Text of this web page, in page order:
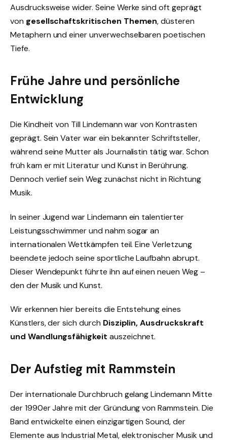
Ausdrucksweise wider. Seine Werke sind oft geprägt
von gesellschaftskritischen Themen, düsteren
Metaphern und einer unverwechselbaren poetischen
Tiefe.
Frühe Jahre und persönliche
Entwicklung
Die Kindheit von Till Lindemann war von Kontrasten
geprägt. Sein Vater war ein bekannter Schriftsteller,
während seine Mutter als Journalistin tätig war. Schon
früh kam er mit Literatur und Kunst in Berührung.
Dennoch verlief sein Weg zunächst nicht in Richtung
Musik.
In seiner Jugend war Lindemann ein talentierter
Leistungsschwimmer und nahm sogar an
internationalen Wettkämpfen teil. Eine Verletzung
beendete jedoch seine sportliche Laufbahn abrupt.
Dieser Wendepunkt führte ihn auf einen neuen Weg –
den der Musik und Kunst.
Wir erkennen hier bereits die Entstehung eines
Künstlers, der sich durch Disziplin, Ausdruckskraft
und Wandlungsfähigkeit auszeichnet.
Der Aufstieg mit Rammstein
Der internationale Durchbruch gelang Lindemann Mitte
der 1990er Jahre mit der Gründung von Rammstein. Die
Band entwickelte einen einzigartigen Sound, der
Elemente aus Industrial Metal, elektronischer Musik und